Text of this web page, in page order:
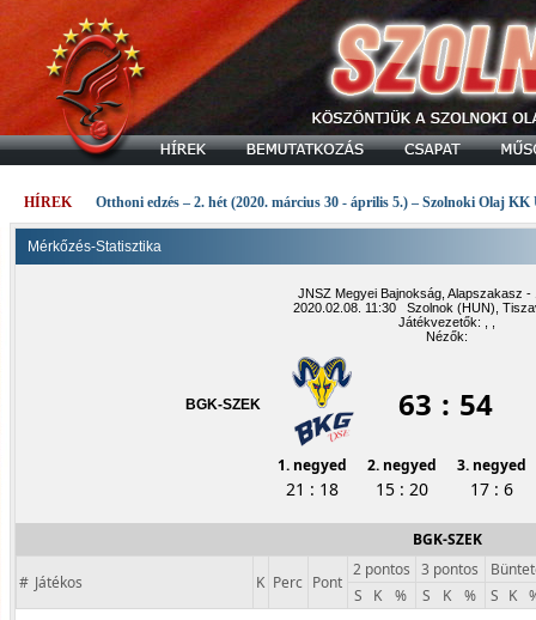
HÍREK Otthoni edzés – 2. hét (2020. március 30 - április 5.) – Szolnoki Olaj KK
Mérkőzés-Statisztika
JNSZ Megyei Bajnokság, Alapszakasz -
2020.02.08. 11:30 Szolnok (HUN),
Játékvezetők: , ,
Nézők:
BGK-SZEK 63 : 54
1. negyed 2. negyed 3. negyed
21 : 18 15 : 20 17 : 6
BGK-SZEK
# Játékos K Perc Pont
2 pontos 3 pontos
S
K % S K % S K